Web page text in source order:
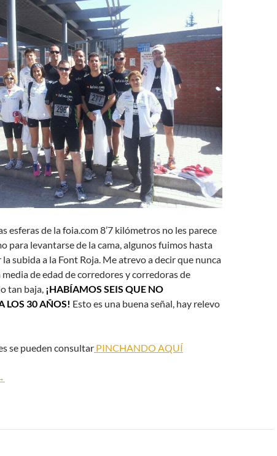
esferas de la foia.com 8’7 kilómetros no les parece
para levantarse de la cama, algunos fuimos hasta
subida a la Font Roja. Me atrevo a decir que nunca
de edad de corredores y corredoras de
tan baja, ¡HABÍAMOS SEIS QUE NO
LOS 30 AÑOS! Esto es una buena señal, hay relevo
se pueden consultar PINCHANDO AQUÍ
Subida a la Font Roja